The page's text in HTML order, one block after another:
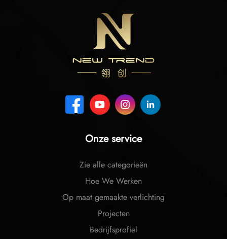
Onze service
Zie alle categorieën
Hoe We Werken
Op maat gemaakte verlichting
Projecten
Bedrijfsprofiel